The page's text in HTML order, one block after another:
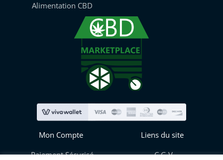
Alimentation CBD
Mon Compte
Paiement Sécurisé
Liens du site
C.G.V